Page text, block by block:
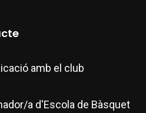
amb el club
a d'Escola de Bàsquet